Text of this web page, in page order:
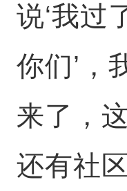
说‘我过
你们’，
来了，
还有社